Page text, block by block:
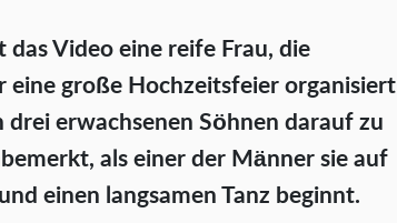
das Video eine reife Frau, die
eine große Hochzeitsfeier organisiert
drei erwachsenen Söhnen darauf zu
als einer der Männer sie auf
einen langsamen Tanz beginnt.